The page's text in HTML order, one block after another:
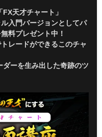
天才チャート」
入門バージョンとしてパ
料プレゼント中！
レードができるこのチャ
ーを生み出した奇跡のツ